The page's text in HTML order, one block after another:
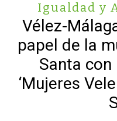
Igualdad y
Vélez-
papel de la
Santa con
‘Mujeres